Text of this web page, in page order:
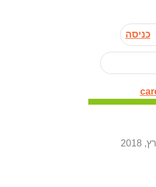
כניסה